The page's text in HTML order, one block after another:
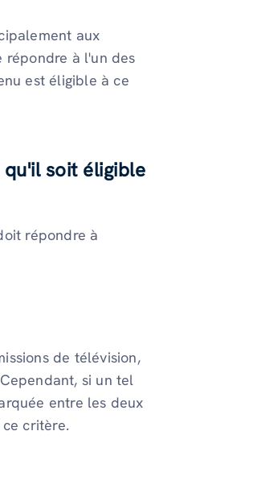
aux
répondre à l'un des
est éligible à ce
soit éligible
répondre à
de télévision,
si un tel
entre les deux
critère.